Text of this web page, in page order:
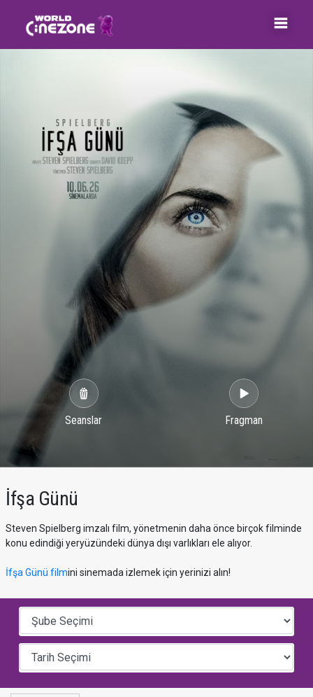
Seanslar Fragman
İfşa Günü
Steven Spielberg imzalı film, yönetmenin daha önce birçok filminde
konu edindiği yeryüzündeki dünya dışı varlıkları ele alıyor.
İfşa Günü filmini sinemada izlemek için yerinizi alın!